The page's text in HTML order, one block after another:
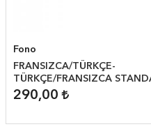
Fono
FRANSIZCA/TÜRKÇE-
TÜRKÇE/FRANSIZCA
SÖZLÜK
290,00